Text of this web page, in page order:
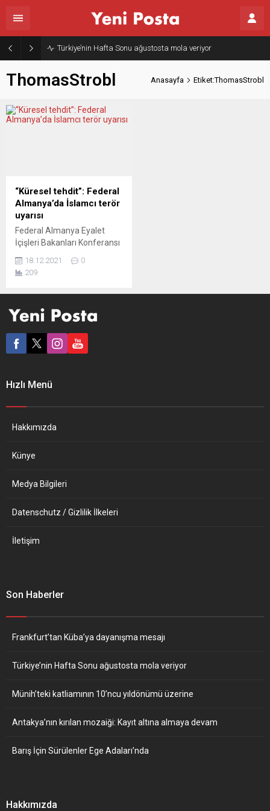
Türkiye’nin Hafta Sonu ağustosta mola veriyor
ThomasStrobl Anasayfa Etiket:ThomasStrobl
“Küresel tehdit”: Federal
Almanya’da İslamcı terör
uyarısı
Federal Almanya Eyalet
İçişleri Bakanları Konferansı
ülkede İslamcı terörün
yarattığı tehdide dikkat
mücadelelerinde
ifade etti. Almanya İçişleri
Bakanları Konferansı (IMK)
kurumlarının İslamcı teröre
ifade etti. Aynı zamanda
18.12.2021
0
209
Hızlı Menü
Hakkımızda
Künye
Medya Bilgileri
Datenschutz / Gizlilik İlkeleri
İletişim
Son Haberler
Frankfurt’tan Küba’ya dayanışma mesajı
Türkiye’nin Hafta Sonu ağustosta mola veriyor
Münih’teki katliamının 10’ncu yıldönümü üzerine
Antakya’nın kırılan mozaiği: Kayıt altına almaya devam
Barış İçin Sürülenler Ege Adaları’nda
Hakkımızda